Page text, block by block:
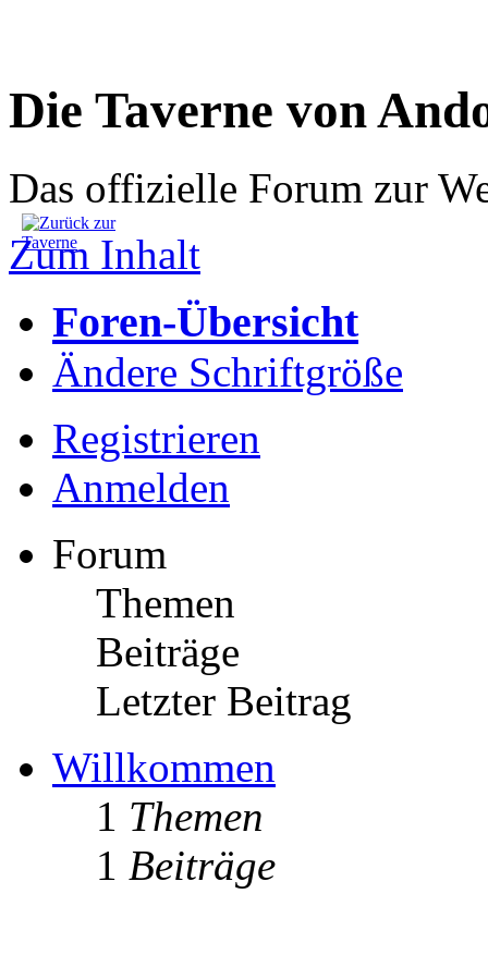
Die Taverne von
Das offizielle Forum zur
Zum Inhalt
Foren-Übersicht
Ändere Schriftgröße
Registrieren
Anmelden
Forum
Themen
Beiträge
Letzter Beitrag
Willkommen
1 Themen
1 Beiträge